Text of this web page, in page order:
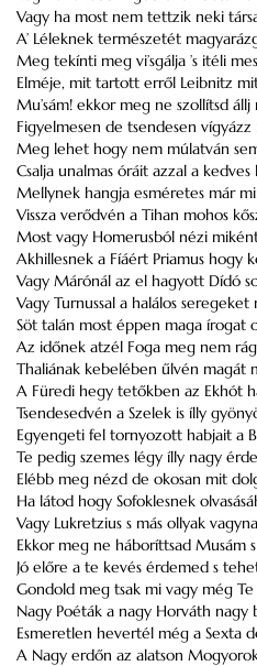
Vagy ha most nem tettzik neki
A’ Léleknek természetét
Meg tekínti meg vi’sgálja ’s itéli
Elméje, mit tartott erről Leibnitz
Mu’sám! ekkor meg ne szollítsd
Figyelmesen de tsendesen
Meg lehet hogy nem múlatván
Csalja unalmas óráit azzal a kedves
Mellynek hangja esméretes már
Vissza verődvén a Tihan mohos
Most vagy Homerusból nézi
Akhillesnek a Fíáért Priamus hogy
Vagy Márónál az el hagyott Dídó
Vagy Turnussal a halálos seregeket
Söt talán most éppen maga írogat
Az időnek atzél Foga meg nem
Thaliának kebelében űlvén magát
A Füredi hegy tetőkben az Ekhót
Tsendesedvén a Szelek is ílly
Egyengeti fel tornyozott habjait a
Te pedig szemes légy ílly nagy
Elébb meg nézd de okosan mit
Ha látod hogy Sofoklesnek
Vagy Lukretzius s más ollyak
Ekkor meg ne háboríttsad Musám
Jó előre a te kevés érdemed s
Gondold meg tsak mi vagy még Te
Nagy Poéták a nagy Horváth nagy
Esmeretlen hevertél még a Sexta
A Nagy erdőn az alatson